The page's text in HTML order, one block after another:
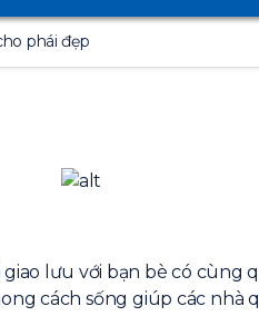
phái đẹp
lưu với bạn bè có
cách sống giúp các